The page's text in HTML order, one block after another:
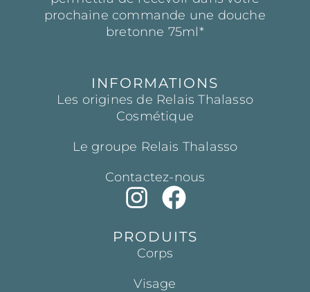
prochaine commande une douche
bretonne 75ml*
INFORMATIONS
Les origines de Relais Thalasso
Cosmétique
Le groupe Relais Thalasso
Contactez-nous
PRODUITS
Corps
Visage